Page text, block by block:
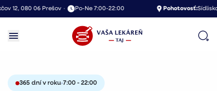
12, 080 06 Prešov • Po-Ne 7:00-22:00 Pohotovosť:Sídlisko
365 dní v roku 7:00 - 22:00